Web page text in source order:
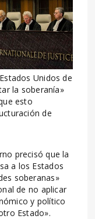
Unidos de
la soberanía»
esto
de
precisó que la
a los Estados
soberanas»
de no aplicar
y político
Estado».